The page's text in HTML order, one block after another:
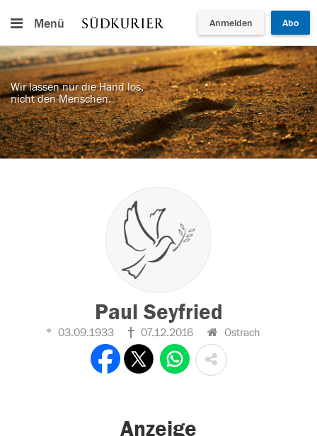
Menü Anmelden Abo
Wir lassen nur die Hand los,
nicht den Menschen.
Paul Seyfried
03.09.1933 07.12.2016 Ostrach
Anzeige